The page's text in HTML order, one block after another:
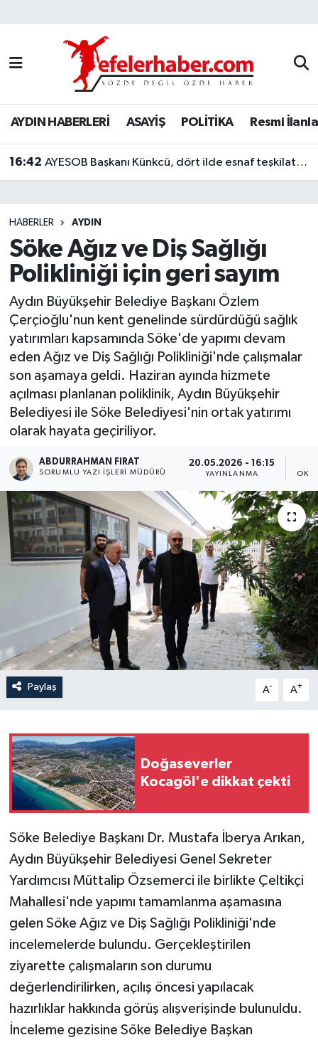
AYDIN HABERLERİ ASAYİŞ POLİTİKA Resmi
16:42 AYESOB Başkanı Künkcü, dört ilde esnaf teşkilatlarıyla buluştu
HABERLER AYDIN
Söke Ağız ve Diş Sağlığı
Polikliniği için geri sayım
Aydın Büyükşehir Belediye Başkanı Özlem
Çerçioğlu'nun kent genelinde sürdürdüğü sağlık
yatırımları kapsamında Söke'de yapımı devam
eden Ağız ve Diş Sağlığı Polikliniği'nde çalışmalar
son aşamaya geldi. Haziran ayında hizmete
açılması planlanan poliklinik, Aydın Büyükşehir
Belediyesi ile Söke Belediyesi'nin ortak yatırımı
olarak hayata geçiriliyor.
ABDURRAHMAN FIRAT
SORUMLU YAZI İŞLERI MÜDÜRÜ
20.05.2026 - 16:15
YAYINLANMA
Paylaş A- A+
Doğaseverler
Kocagöl'e dikkat çekti
Söke Belediye Başkanı Dr. Mustafa İberya Arıkan,
Aydın Büyükşehir Belediyesi Genel Sekreter
Yardımcısı Müttalip Özsemerci ile birlikte Çeltikçi
Mahallesi'nde yapımı tamamlanma aşamasına
gelen Söke Ağız ve Diş Sağlığı Polikliniği'nde
incelemelerde bulundu. Gerçekleştirilen
ziyarette çalışmaların son durumu
değerlendirilirken, açılış öncesi yapılacak
hazırlıklar hakkında görüş alışverişinde bulunuldu.
İnceleme gezisine Söke Belediye Başkan
Nöbetçi Eczaneler
Hava Durumu
Aydin Namaz Vakitleri
Trafik Durumu
Son Dakika Haberleri
Haber Arşivi